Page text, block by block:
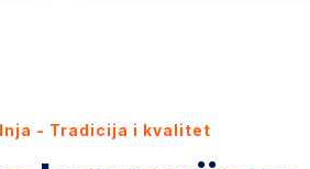
- Tradicija i kvalitet